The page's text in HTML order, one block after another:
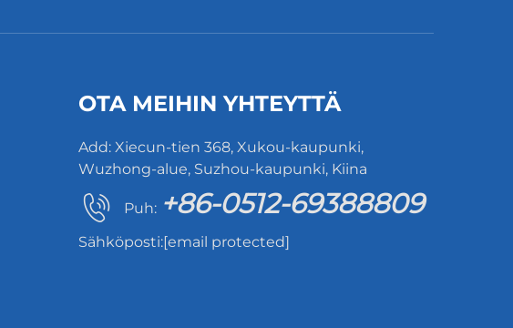
OTA MEIHIN YHTEYTTÄ
Add: Xiecun-tien 368, Xukou-kaupunki,
Wuzhong-alue, Suzhou-kaupunki, Kiina
Puh: +86-0512-69388809
Sähköposti:[email protected]